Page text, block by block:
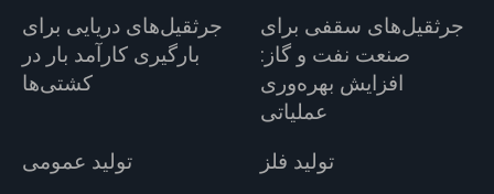
جرثقیل‌های دریایی برای
بارگیری کارآمد بار در
کشتی‌ها
جرثقیل‌های سقفی برای
صنعت نفت و گاز:
افزایش بهره‌وری
عملیاتی
تولید عمومی
تولید فلز